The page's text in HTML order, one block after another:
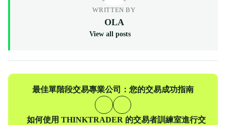
WRITTEN BY
OLA
View all posts
上
最佳單階段交易專業公司：您的交易成功指南
下
如何使用 THINKTRADER 的交易者訓練室進行交